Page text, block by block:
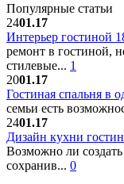
Популярные статьи
2401.17
Интерьер гостиной
ремонт в гостиной,
стилевые... 1
2001.17
Гостиная спальня в
семьи есть
2401.17
Дизайн кухни
Возможно ли
сохранив... 0